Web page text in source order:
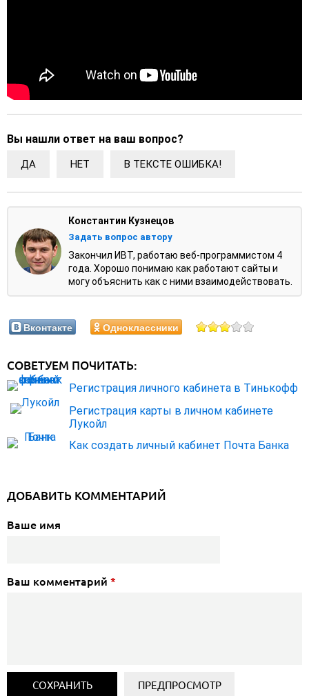
Вы нашли ответ на ваш вопрос?
ДА НЕТ В ТЕКСТЕ ОШИБКА!
Константин Кузнецов
Задать вопрос автору
Закончил ИВТ, работаю веб-программистом 4
года. Хорошо понимаю как работают сайты и
могу объяснить как с ними взаимодействовать.
Вконтакте Одноклассники
СОВЕТУЕМ ПОЧИТАТЬ:
Регистрация личного кабинета в Тинькофф
Регистрация карты в личном кабинете
Лукойл
Как создать личный кабинет Почта Банка
ДОБАВИТЬ КОММЕНТАРИЙ
Ваше имя
Ваш комментарий *